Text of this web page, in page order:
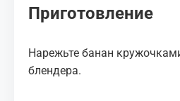
Приготовление
Нарежьте банан
блендера.